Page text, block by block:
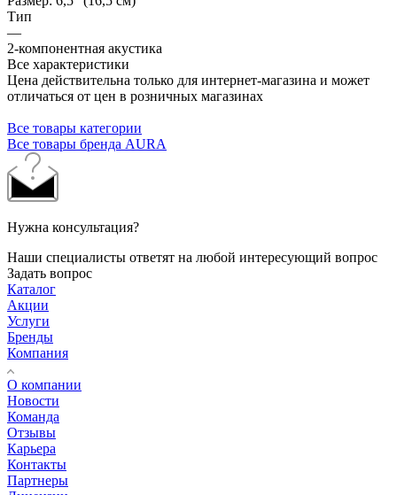
Тип
—
2-компонентная акустика
Все характеристики
Цена действительна только для интернет-магазина и может
отличаться от цен в розничных магазинах
Все товары категории
Все товары бренда AURA
Нужна консультация?
Наши специалисты ответят на любой интересующий вопрос
Задать вопрос
Каталог
Акции
Услуги
Бренды
Компания
О компании
Новости
Команда
Отзывы
Карьера
Контакты
Партнеры